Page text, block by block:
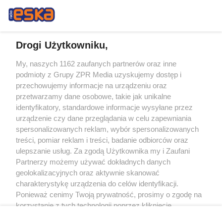
Żaden utwór zamieszczony w serwisie nie może być powielany i
rozpowszechniany lub dalej rozpowszechniany w jakikolwiek sposób (w
tym także elektroniczny lub mechaniczny) na jakimkolwiek polu
eksploatacji w jakiejkolwiek formie, włącznie z umieszczaniem w Internecie
bez pisemnej zgody właściciela praw. Jakiekolwiek użycie lub
wykorzystanie utworów w całości lub w części z naruszeniem prawa, tzn.
bez właściwej zgody, jest zabronione pod groźbą kary i może być ścigane
prawnie.
O nas
Drogi Użytkowniku,
My, naszych 1162 zaufanych partnerów oraz inne
podmioty z Grupy ZPR Media uzyskujemy dostęp i
przechowujemy informacje na urządzeniu oraz
przetwarzamy dane osobowe, takie jak unikalne
identyfikatory, standardowe informacje wysyłane przez
urządzenie czy dane przeglądania w celu zapewniania
spersonalizowanych reklam, wybór spersonalizowanych
treści, pomiar reklam i treści, badanie odbiorców oraz
ulepszanie usług. Za zgodą Użytkownika my i Zaufani
Partnerzy możemy używać dokładnych danych
geolokalizacyjnych oraz aktywnie skanować
charakterystykę urządzenia do celów identyfikacji.
Ponieważ cenimy Twoją prywatność, prosimy o zgodę na
korzystanie z tych technologii poprzez kliknięcie